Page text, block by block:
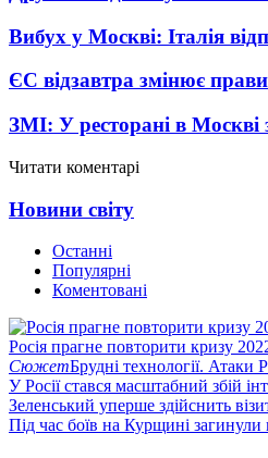
Вибух у Москві: Італія
ЄС відзавтра змінює
ЗМІ: У ресторані в Москві
Читати коментарі
Новини світу
Останні
Популярні
Коментовані
Росія прагне повторити кризу
СюжетБрудні технології.
У Росії стався масштабний збій
Зеленський уперше здійснить
Під час боїв на Курщині